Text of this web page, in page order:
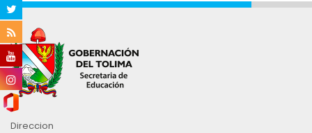
Direccion